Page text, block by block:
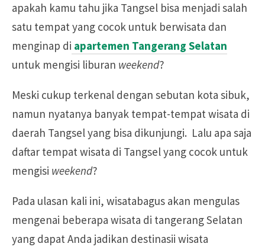
apakah kamu tahu jika Tangsel bisa menjadi salah
satu tempat yang cocok untuk berwisata dan
menginap di apartemen Tangerang Selatan
untuk mengisi liburan weekend?
Meski cukup terkenal dengan sebutan kota sibuk,
namun nyatanya banyak tempat-tempat wisata di
daerah Tangsel yang bisa dikunjungi. Lalu apa saja
daftar tempat wisata di Tangsel yang cocok untuk
mengisi weekend?
Pada ulasan kali ini, wisatabagus akan mengulas
mengenai beberapa wisata di tangerang Selatan
yang dapat Anda jadikan destinasii wisata